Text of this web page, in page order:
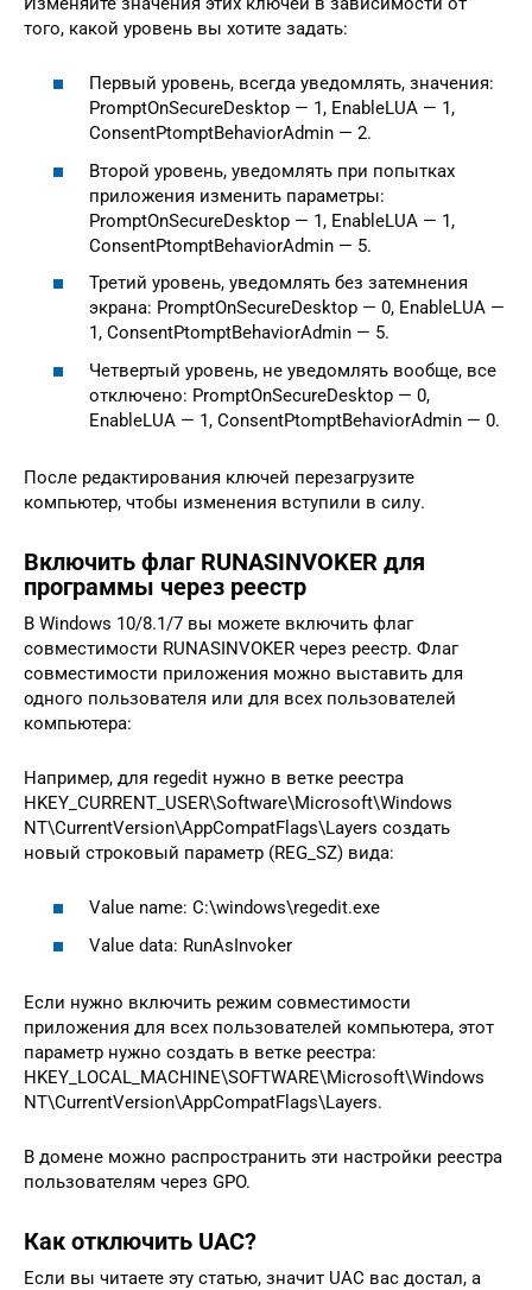
того, какой уровень вы хотите задать:
Первый уровень, всегда уведомлять, значения:
PromptOnSecureDesktop — 1, EnableLUA — 1,
ConsentPtomptBehaviorAdmin — 2.
Второй уровень, уведомлять при попытках
приложения изменить параметры:
PromptOnSecureDesktop — 1, EnableLUA — 1,
ConsentPtomptBehaviorAdmin — 5.
Третий уровень, уведомлять без затемнения
экрана: PromptOnSecureDesktop — 0, EnableLUA —
1, ConsentPtomptBehaviorAdmin — 5.
Четвертый уровень, не уведомлять вообще, все
отключено: PromptOnSecureDesktop — 0,
EnableLUA — 1, ConsentPtomptBehaviorAdmin — 0.
После редактирования ключей перезагрузите
компьютер, чтобы изменения вступили в силу.
Включить флаг RUNASINVOKER для
программы через реестр
В Windows 10/8.1/7 вы можете включить флаг
совместимости RUNASINVOKER через реестр. Флаг
совместимости приложения можно выставить для
одного пользователя или для всех пользователей
компьютера:
Например, для regedit нужно в ветке реестра
HKEY_CURRENT_USER\Software\Microsoft\Windows
NT\CurrentVersion\AppCompatFlags\Layers создать
новый строковый параметр (REG_SZ) вида:
Value name: C:\windows\regedit.exe
Value data: RunAsInvoker
Если нужно включить режим совместимости
приложения для всех пользователей компьютера, этот
параметр нужно создать в ветке реестра:
HKEY_LOCAL_MACHINE\SOFTWARE\Microsoft\Windows
NT\CurrentVersion\AppCompatFlags\Layers.
В домене можно распространить эти настройки реестра
пользователям через GPO.
Как отключить UAC?
Если вы читаете эту статью, значит UAC вас достал, а